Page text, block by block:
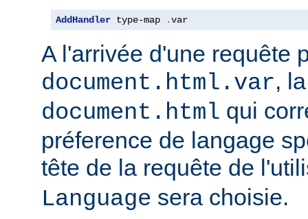
AddHandler type-map .var
A l'arrivée d'une requête
document.html.var,
document.html qui
préference de langage
tête de la requête de
Language sera choisie.